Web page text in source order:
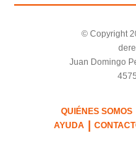
© Copyright
Juan Domingo
QUIÉNES SOMOS
AYUDA